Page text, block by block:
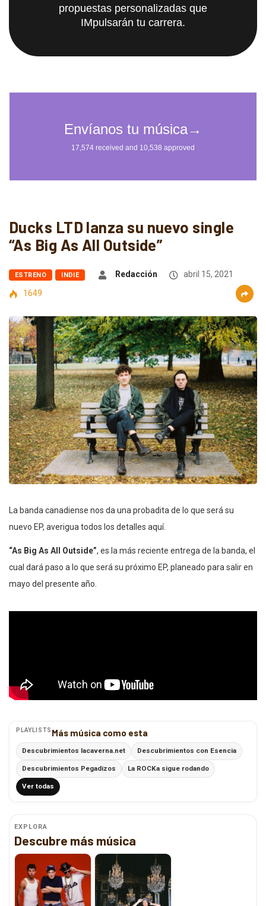
propuestas personalizadas que
IMpulsarán tu carrera.
Ducks LTD lanza su nuevo single
“As Big As All Outside”
ESTRENO INDIE Redacción
abril 15, 2021
1649
La banda canadiense nos da una probadita de lo que será su
nuevo EP, averigua todos los detalles aquí.
“As Big As All Outside”, es la más reciente entrega de la banda, el
cual dará paso a lo que será su próximo EP, planeado para salir en
mayo del presente año.
PLAYLISTS Más música como esta
Descubrimientos lacaverna.net Descubrimientos con Esencia
Descubrimientos Pegadizos La ROCKa sigue rodando
Ver todas
EXPLORA
Descubre más música